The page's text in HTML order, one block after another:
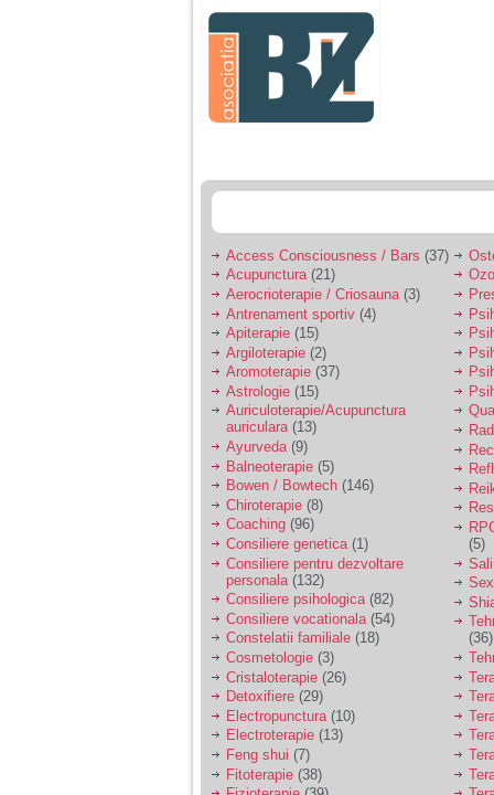
agresiva, orice
greseala era taxata cu
o palma sau pedepse.
De 4 ani am o relatie
serioasa cu un barbat
sa se manifeste o
Ma aflu aici pentru ca
vreau sa stiu daca am
nevoie de un psiholog
sau psihiatru.
Sunt casatorita, am
31 de ani si un copil in
varsta de 2 ani care
mi-e lumina ochilor.
De ceva timp simt ca
mi s-a adunat
oboseala, o oboseala
cronica de care nu pot
scapa si simt ca din
cauza ei nu pot
controla nervii si
cateodata are copilul
de suferit.
Am o bariera peste
care nu pot trece:
prietena mea a ramas
insarcinata cu o fata.
Am fost de comun
acord sa facem un
copil, cu gandul ca e
baiat.
Access Consciousness / Bars (37)
Acupunctura(21)
Aerocrioterapie / Criosauna (3)
Antrenament sportiv (4)
Apiterapie (15)
Argiloterapie (2)
Aromoterapie (37)
Astrologie (15)
Auriculoterapie/Acupunctura
auriculara(13)
Ayurveda(9)
Balneoterapie (5)
Bowen / Bowtech (146)
Chiroterapie (8)
Coaching (96)
Consiliere genetica(1)
Consiliere pentru dezvoltare
personala (132)
Consiliere psihologica(82)
Consiliere vocationala (54)
Constelatii familiale (18)
Cosmetologie (3)
Cristaloterapie (26)
Detoxifiere (29)
Electropunctura (10)
Electroterapie (13)
Feng shui (7)
Fitoterapie (38)
(5)
(36)